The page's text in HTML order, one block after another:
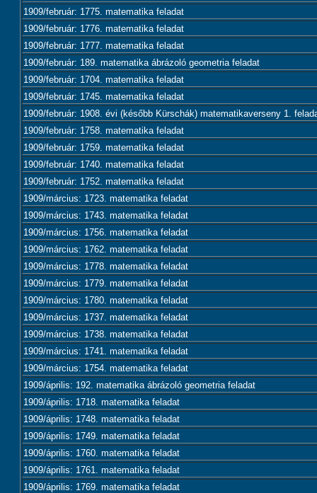
1909/február: 1775. matematika feladat
1909/február: 1776. matematika feladat
1909/február: 1777. matematika feladat
1909/február: 189. matematika ábrázoló geometria feladat
1909/február: 1704. matematika feladat
1909/február: 1745. matematika feladat
1909/február: 1908. évi (később Kürschák) matematikaverseny 1.
1909/február: 1758. matematika feladat
1909/február: 1759. matematika feladat
1909/február: 1740. matematika feladat
1909/február: 1752. matematika feladat
1909/március: 1723. matematika feladat
1909/március: 1743. matematika feladat
1909/március: 1756. matematika feladat
1909/március: 1762. matematika feladat
1909/március: 1778. matematika feladat
1909/március: 1779. matematika feladat
1909/március: 1780. matematika feladat
1909/március: 1737. matematika feladat
1909/március: 1738. matematika feladat
1909/március: 1741. matematika feladat
1909/március: 1754. matematika feladat
1909/április: 192. matematika ábrázoló geometria feladat
1909/április: 1718. matematika feladat
1909/április: 1748. matematika feladat
1909/április: 1749. matematika feladat
1909/április: 1760. matematika feladat
1909/április: 1761. matematika feladat
1909/április: 1769. matematika feladat